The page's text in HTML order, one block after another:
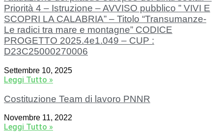
Priorità 4 – Istruzione – AVVISO pubblico ” VIVI E
SCOPRI LA CALABRIA” – Titolo “Transumanze-
Le radici tra mare e montagne” CODICE
PROGETTO 2025.4e1.049 – CUP :
D23C25000270006
Settembre 10, 2025
Leggi Tutto »
Costituzione Team di lavoro PNNR
Novembre 11, 2022
Leggi Tutto »